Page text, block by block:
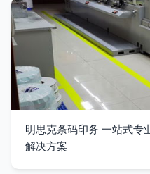
明思克条码印务 一站式专
解决方案